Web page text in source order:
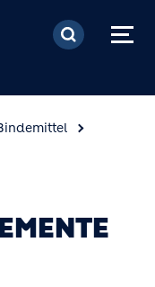
zum Inhalt